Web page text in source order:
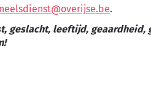
.
geslacht, leeftijd, geaardheid,